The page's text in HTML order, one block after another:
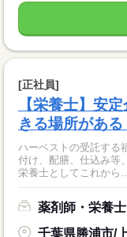
[正社員]
【栄養士】安
きる場所がある
ハーベストの受託する
付け、配膳、仕込み等
栄養士としてこれから...
薬剤師・栄養
千葉県勝浦市/